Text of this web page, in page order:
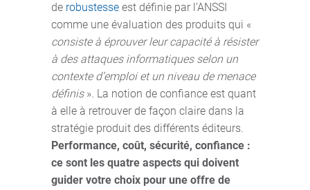
de robustesse est définie par l’ANSSI
comme une évaluation des produits qui «
consiste à éprouver leur capacité à résister
à des attaques informatiques selon un
contexte d’emploi et un niveau de menace
définis». La notion de confiance est quant
à elle à retrouver de façon claire dans la
stratégie produit des différents éditeurs.
Performance, coût, sécurité, confiance :
ce sont les quatre aspects qui doivent
guider votre choix pour une offre de